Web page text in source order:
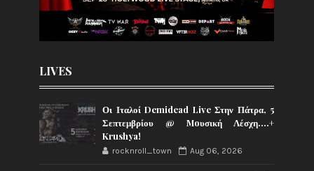
LIVES
Οι Ιταλοί Demidead Live Στην Πάτρα, 5
Σεπτεμβρίου @ Moυσική Λέσχη….+
Krushya!
rocknroll_town Aug 06, 2026